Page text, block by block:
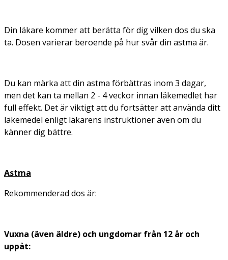
Din läkare kommer att berätta för dig vilken dos du ska
ta. Dosen varierar beroende på hur svår din astma är.
Du kan märka att din astma förbättras inom 3 dagar,
men det kan ta mellan 2 - 4 veckor innan läkemedlet har
full effekt. Det är viktigt att du fortsätter att använda ditt
läkemedel enligt läkarens instruktioner även om du
känner dig bättre.
Astma
Rekommenderad dos är:
Vuxna (även äldre) och ungdomar från 12 år och
uppåt: